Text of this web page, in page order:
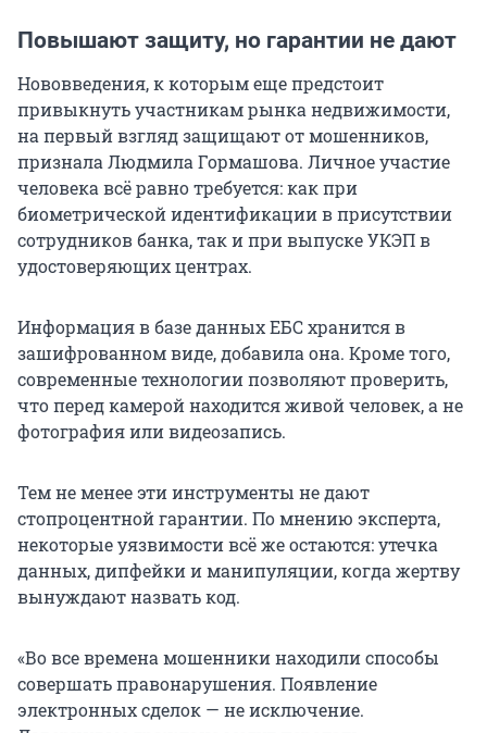
Повышают защиту, но гарантии не дают
Нововведения, к которым еще предстоит
привыкнуть участникам рынка недвижимости,
на первый взгляд защищают от мошенников,
признала Людмила Гормашова. Личное участие
человека всё равно требуется: как при
биометрической идентификации в присутствии
сотрудников банка, так и при выпуске УКЭП в
удостоверяющих центрах.
Информация в базе данных ЕБС хранится в
зашифрованном виде, добавила она. Кроме того,
современные технологии позволяют проверить,
что перед камерой находится живой человек, а не
фотография или видеозапись.
Тем не менее эти инструменты не дают
стопроцентной гарантии. По мнению эксперта,
некоторые уязвимости всё же остаются: утечка
данных, дипфейки и манипуляции, когда жертву
вынуждают назвать код.
«Во все времена мошенники находили способы
совершать правонарушения. Появление
электронных сделок — не исключение.